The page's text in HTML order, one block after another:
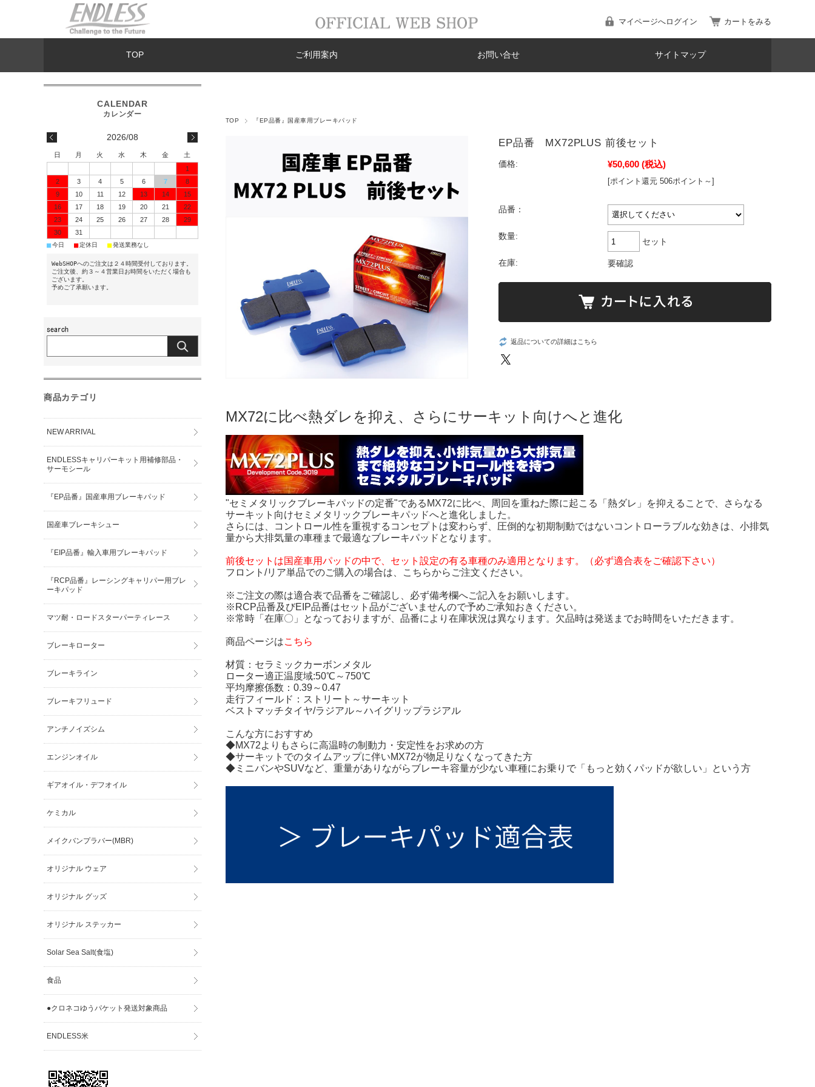
マイページへログイン カートをみる
TOP ご利用案内 お問い合せ サイトマップ
TOP 『EP品番』国産車用ブレーキパッド
EP品番 MX72PLUS 前後セット
価格: ¥50,600 (税込)
[ポイント還元 506ポイント～]
品番：
数量:
セット
在庫: 要確認
返品についての詳細はこちら
MX72に比べ熱ダレを抑え、さらにサーキット向けへと進化
"セミメタリックブレーキパッドの定番"であるMX72に比べ、周回を重ねた際に起こる「熱ダレ」を抑えることで、さらなる
サーキット向けセミメタリックブレーキパッドへと進化しました。
さらには、コントロール性を重視するコンセプトは変わらず、圧倒的な初期制動ではないコントローラブルな効きは、小排気
量から大排気量の車種まで最適なブレーキパッドとなります。
前後セットは国産車用パッドの中で、セット設定の有る車種のみ適用となります。（必ず適合表をご確認下さい）
フロント/リア単品でのご購入の場合は、
こちらからご注文ください。
※ご注文の際は適合表で品番をご確認し、必ず備考欄へご記入をお願いします。
※RCP品番及びEIP品番はセット品がございませんので予めご承知おきください。
※常時「在庫〇」となっておりますが、品番により在庫状況は異なります。欠品時は発送までお時間をいただきます。
商品ページはこちら
材質：セラミックカーボンメタル
ローター適正温度域:50℃～750℃
平均摩擦係数：0.39～0.47
走行フィールド：ストリート～サーキット
ベストマッチタイヤ/ラジアル～ハイグリップラジアル
こんな方におすすめ
◆MX72よりもさらに高温時の制動力・安定性をお求めの方
◆サーキットでのタイムアップに伴いMX72が物足りなくなってきた方
◆ミニバンやSUVなど、重量がありながらブレーキ容量が少ない車種にお乗りで「もっと効くパッドが欲しい」という方
2026/08
日 月 火 水 木 金
土
1
2
3 4 5 6 7
8
9
10 11 12 13 14
15
16
17 18 19 20 21
22
23
24 25 26 27 28
29
30
31
■今日 ■定休日 ■発送業務なし
WebSHOPへのご注文は２４時間受付しております。
ご注文後、約３～４営業日お時間をいただく場合も
ございます。
予めご了承願います。
商品カテゴリ
NEW ARRIVAL
ENDLESSキャリパーキット用補修部品・
サーモシール
『EP品番』国産車用ブレーキパッド
国産車ブレーキシュー
『EIP品番』輸入車用ブレーキパッド
『RCP品番』レーシングキャリパー用ブレ
ーキパッド
マツ耐・ロードスターパーティレース
ブレーキローター
ブレーキライン
ブレーキフリュード
アンチノイズシム
エンジンオイル
ギアオイル・デフオイル
ケミカル
メイクバンプラバー(MBR)
オリジナル ウェア
オリジナル グッズ
オリジナル ステッカー
Solar Sea Salt(食塩)
食品
●クロネコゆうパケット発送対象商品
ENDLESS米